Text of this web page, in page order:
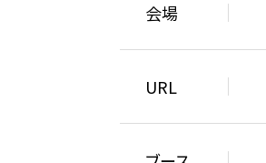
会場
URL